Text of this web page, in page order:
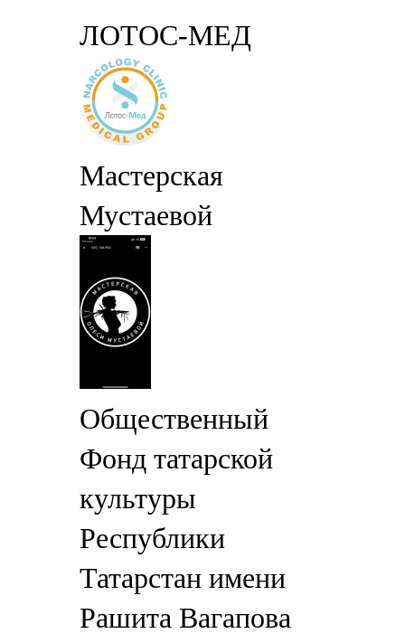
ЛОТОС-МЕД
Мастерская
Мустаевой
Общественный
Фонд татарской
культуры
Республики
Татарстан имени
Рашита Вагапова